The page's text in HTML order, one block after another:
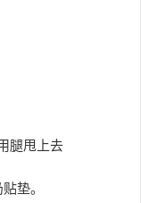
腿甩上去
垫。